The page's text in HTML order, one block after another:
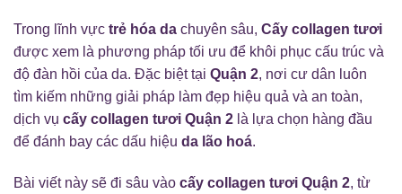
Trong lĩnh vực trẻ hóa da chuyên sâu, Cấy collagen tươi
được xem là phương pháp tối ưu để khôi phục cấu trúc và
độ đàn hồi của da. Đặc biệt tại Quận 2, nơi cư dân luôn
tìm kiếm những giải pháp làm đẹp hiệu quả và an toàn,
dịch vụ cấy collagen tươi Quận 2 là lựa chọn hàng đầu
để đánh bay các dấu hiệu da lão hoá.
Bài viết này sẽ đi sâu vào cấy collagen tươi Quận 2, từ